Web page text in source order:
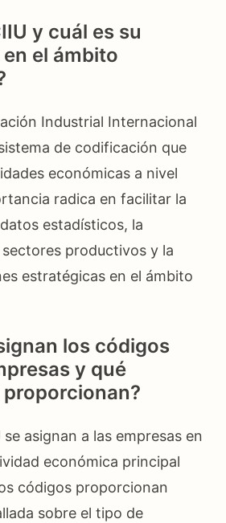
y cuál es su
el ámbito
Industrial Internacional
de codificación que
económicas a nivel
radica en facilitar la
estadísticos, la
productivos y la
estratégicas en el ámbito
los códigos
y qué
asignan a las empresas en
económica principal
códigos proporcionan
sobre el tipo de